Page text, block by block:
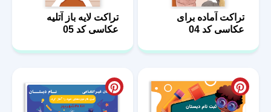
تراکت آماده برای
عکاسی کد 04
تراکت لایه باز آتلیه
عکاسی کد 05